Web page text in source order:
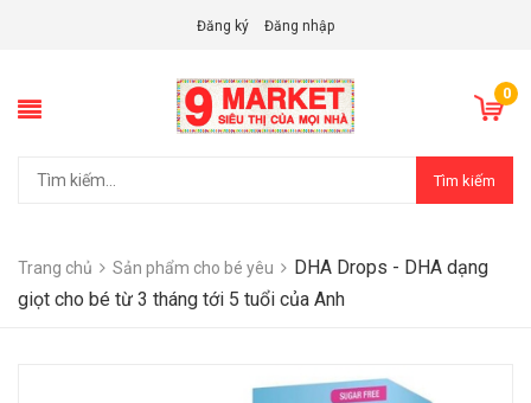
Đăng ký Đăng nhập
0
Tìm kiếm
Trang chủ Sản phẩm cho bé yêu
DHA Drops - DHA dạng
giọt cho bé từ 3 tháng tới 5 tuổi của Anh